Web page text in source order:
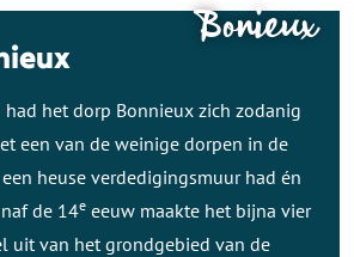
het dorp Bonnieux zich zodanig
een van de weinige dorpen in de
heuse verdedigingsmuur had én
de 14e eeuw maakte het bijna vier
uit van het grondgebied van de
Bonieux